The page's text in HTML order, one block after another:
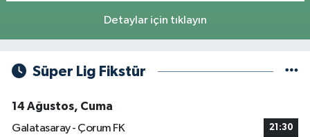
Detaylar için tıklayın
Süper Lig Fikstür
14 Ağustos, Cuma
Galatasaray - Çorum FK
21:30